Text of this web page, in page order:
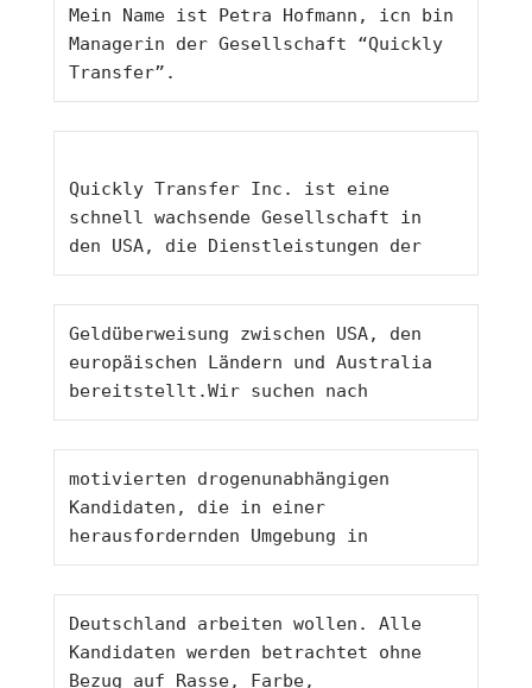
Mein Name ist Petra Hofmann, icn bin
Managerin der Gesellschaft “Quickly
Transfer”.
Quickly Transfer Inc. ist eine
schnell wachsende Gesellschaft in
den USA, die Dienstleistungen der
Geldüberweisung zwischen USA, den
europäischen Ländern und Australia
bereitstellt.Wir suchen nach
motivierten drogenunabhängigen
Kandidaten, die in einer
herausfordernden Umgebung in
Deutschland arbeiten wollen. Alle
Kandidaten werden betrachtet ohne
Bezug auf Rasse, Farbe,